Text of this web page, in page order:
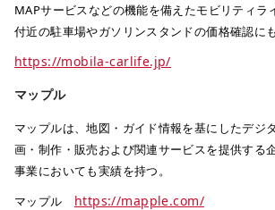
MAPサービスなどの機能を備えたモビリティラ
付近の駐車場やガソリンスタンドの価格確認に
https://mobila-carlife.jp/
マップル
マップルは、地図・ガイド情報を基にしたデジ
画・制作・販売および関連サービスを提供する
事業においても実績を持つ。
マップル https://mapple.com/